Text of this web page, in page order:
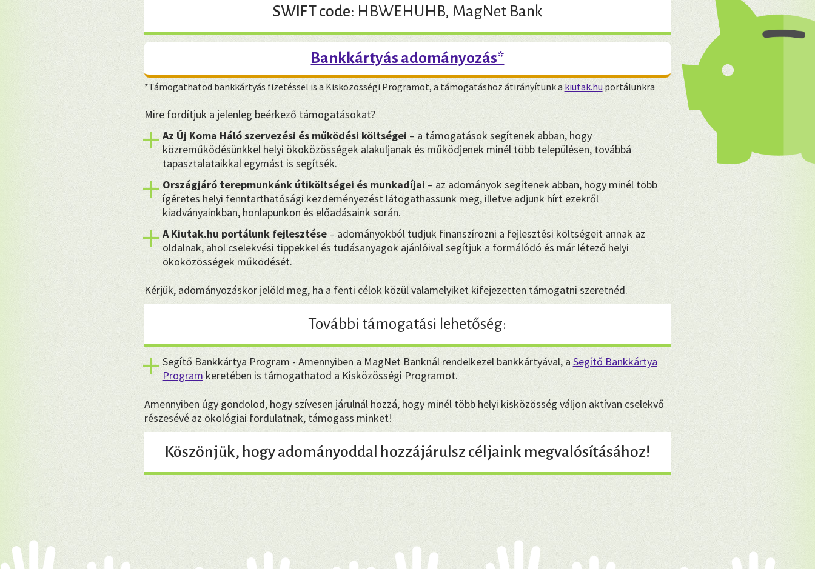
SWIFT code: HBWEHUHB, MagNet Bank
Bankkártyás adományozás*
*Támogathatod bankkártyás fizetéssel is a Kisközösségi Programot, a támogatáshoz átirányítunk a kiutak.huportálunkra
Mire fordítjuk a jelenleg beérkező támogatásokat?
Az Új Koma Háló szervezési és működési költségei – a támogatások segítenek abban, hogy
közreműködésünkkel helyi ökoközösségek alakuljanak és működjenek minél több településen, továbbá
tapasztalataikkal egymást is segítsék.
Országjáró terepmunkánk útiköltségei és munkadíjai – az adományok segítenek abban, hogy minél több
ígéretes helyi fenntarthatósági kezdeményezést látogathassunk meg, illetve adjunk hírt ezekről
kiadványainkban, honlapunkon és előadásaink során.
A Kiutak.hu portálunk fejlesztése– adományokból tudjuk finanszírozni a fejlesztési költségeit annak az
oldalnak, ahol cselekvési tippekkel és tudásanyagok ajánlóival segítjük a formálódó és már létező helyi
ökoközösségek működését.
Kérjük, adományozáskor jelöld meg, ha a fenti célok közül valamelyiket kifejezetten támogatni szeretnéd.
További támogatási lehetőség:
Segítő Bankkártya Program - Amennyiben a MagNet Banknál rendelkezel bankkártyával, a Segítő Bankkártya
Program keretében is támogathatod a Kisközösségi Programot.
Amennyiben úgy gondolod, hogy szívesen járulnál hozzá, hogy minél több helyi kisközösség váljon aktívan cselekvő
részesévé az ökológiai fordulatnak, támogass minket!
Köszönjük, hogy adományoddal hozzájárulsz céljaink megvalósításához!